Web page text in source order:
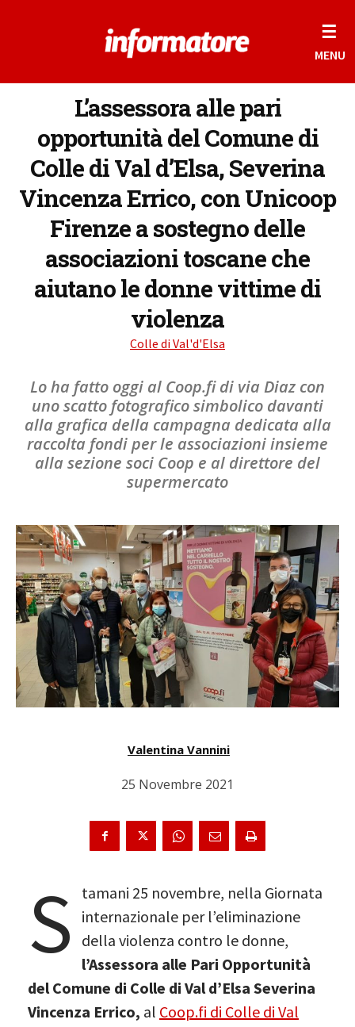
☰
MENU
L’assessora alle pari
opportunità del Comune di
Colle di Val d’Elsa, Severina
Vincenza Errico, con Unicoop
Firenze a sostegno delle
associazioni toscane che
aiutano le donne vittime di
violenza
Colle di Val'd'Elsa
Lo ha fatto oggi al Coop.fi di via Diaz con
uno scatto fotografico simbolico davanti
alla grafica della campagna dedicata alla
raccolta fondi per le associazioni insieme
alla sezione soci Coop e al direttore del
supermercato
Valentina Vannini
25 Novembre 2021
S
tamani 25 novembre, nella Giornata
internazionale per l’eliminazione
della violenza contro le donne,
l’Assessora alle Pari Opportunità
del Comune di Colle di Val d’Elsa Severina
Vincenza Errico, al Coop.fi di Colle di Val